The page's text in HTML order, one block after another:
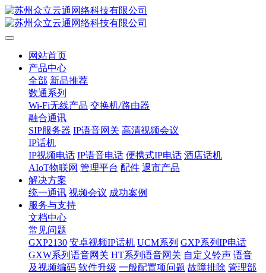
网站首页
产品中心
全部 新品推荐
数通系列
Wi-Fi无线产品 交换机/路由器
融合通讯
SIP服务器 IP语音网关 高清视频会议
IP话机
IP视频电话 IP语音电话 便携式IP电话 酒店话机
AIoT物联网 管理平台 配件 退市产品
解决方案
统一通讯 视频会议 成功案例
服务与支持
文档中心
常见问题
GXP2130 安卓视频IP话机 UCM系列 GXP系列IP电话
GXW系列语音网关 HT系列语音网关 自定义铃声 语音
及视频编码 软件升级 一般配置项问题 故障排除 管理部